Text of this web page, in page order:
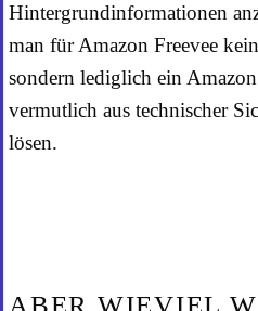
Hintergrundinformationen
man für Amazon Freevee
sondern lediglich ein
vermutlich aus technischer
lösen.
ABER WIEVIEL